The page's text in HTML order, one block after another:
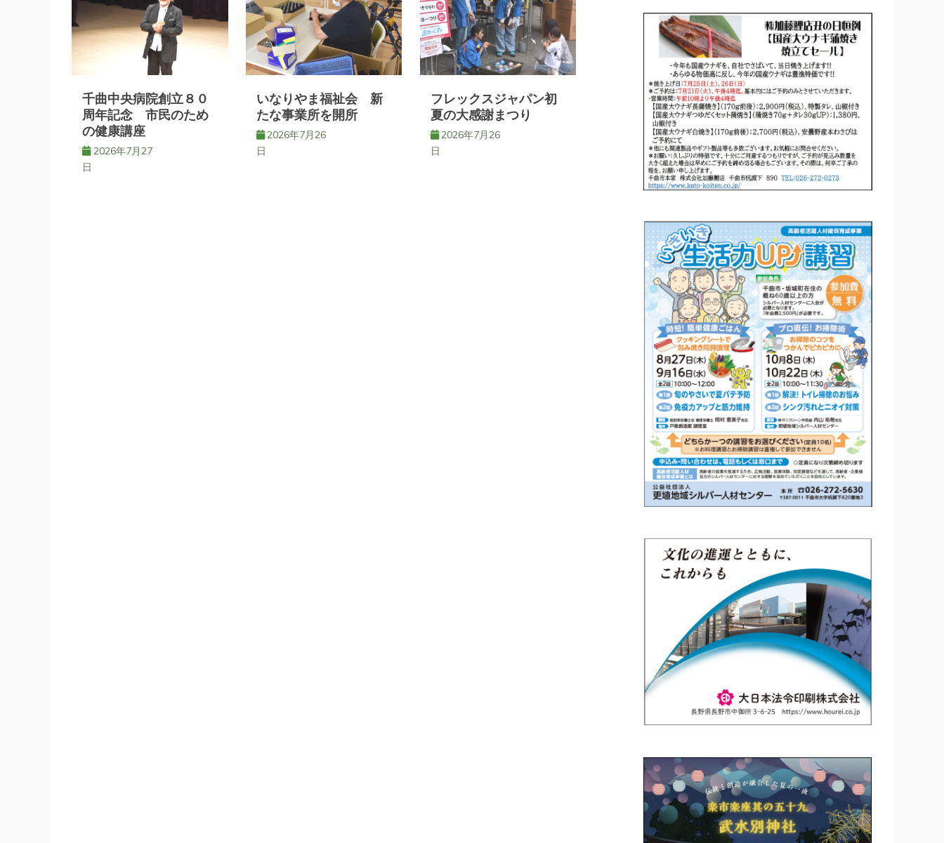
ゲ
ー
シ
ョ
ン
千曲中央病院創立８０
周年記念 市民のため
の健康講座
2026年7月27
日
いなりやま福祉会 新
たな事業所を開所
2026年7月26
日
フレックスジャパン初
夏の大感謝まつり
2026年7月26
日